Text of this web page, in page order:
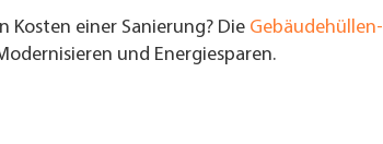
Kosten einer Sanierung? Die Gebäudehüllen-
und Energiesparen.